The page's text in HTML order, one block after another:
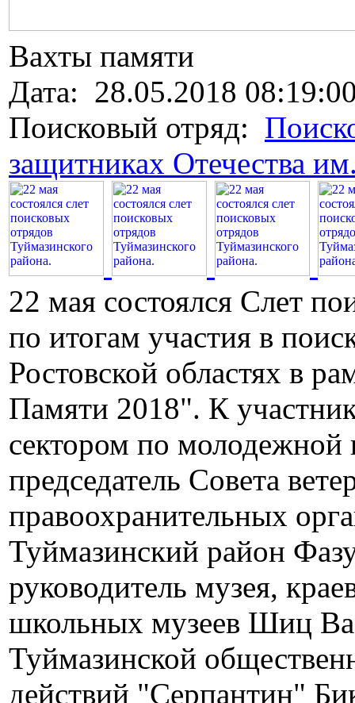
Вахты памяти
Дата: 28.05.2018
Поисковый отряд:
защитниках Отечества
22 мая состоялся Слет
по итогам участия в
Ростовской областях в
Памяти 2018". К
сектором по молодежной
председатель Совета
правоохранительных
Туймазинский район
руководитель музея,
школьных музеев Шиц
Туймазинской
действий "Серпантин"